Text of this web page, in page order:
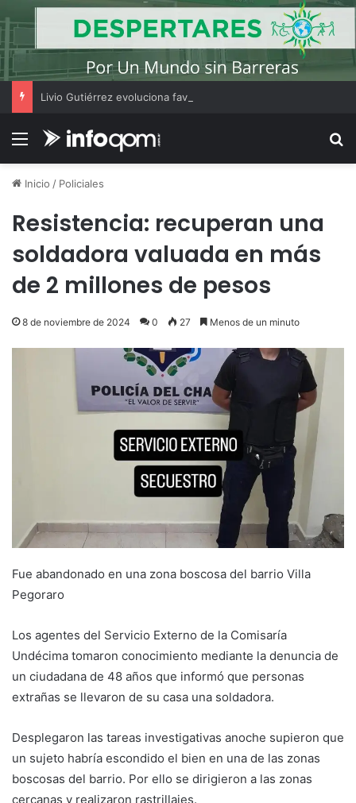
Menú
Inicio / Policiales
Resistencia: recuperan una
soldadora valuada en más
de 2 millones de pesos
8 de noviembre de 2024 0 27 Menos de un minuto
Fue abandonado en una zona boscosa del barrio Villa
Pegoraro
Los agentes del Servicio Externo de la Comisaría
Undécima tomaron conocimiento mediante la denuncia de
un ciudadana de 48 años que informó que personas
extrañas se llevaron de su casa una soldadora.
Desplegaron las tareas investigativas anoche supieron que
un sujeto habría escondido el bien en una de las zonas
boscosas del barrio. Por ello se dirigieron a las zonas
cercanas y realizaron rastrillajes.